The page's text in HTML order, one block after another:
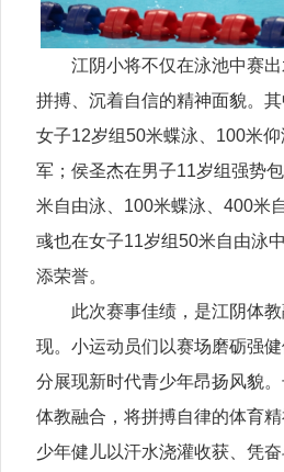
江阴小将不仅在泳池中赛
拼搏、沉着自信的精神面貌。
女子12岁组50米蝶泳、100米
军；侯圣杰在男子11岁组强势
米自由泳、100米蝶泳、400米
彧也在女子11岁组50米自由泳
添荣誉。
此次赛事佳绩，是江阴体
现。小运动员们以赛场磨砺强
分展现新时代青少年昂扬风貌
体教融合，将拼搏自律的体育精
少年健儿以汗水浇灌收获、凭